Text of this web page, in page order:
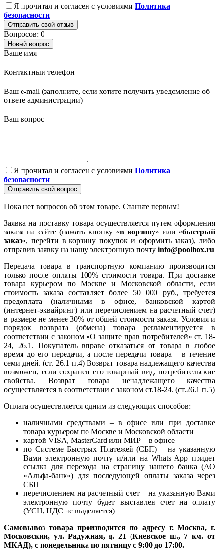
Я прочитал и согласен с условиями Политика
безопасности
Отправить свой отзыв
Вопросов: 0
Новый вопрос
Ваше имя
Контактный телефон
Ваш e-mail (заполните, если хотите получить уведомление об
ответе администрации)
Ваш вопрос
Я прочитал и согласен с условиями Политика
безопасности
Отправить свой вопрос
Пока нет вопросов об этом товаре. Станьте первым!
Заявка на поставку товара осуществляется путем оформления
заказа на сайте (нажать кнопку «в корзину» или «быстрый
заказ», перейти в корзину покупок и оформить заказ), либо
отправив заявку на нашу электронную почту info@poolbox.ru
Передача товара в транспортную компанию производится
только после оплаты 100% стоимости товара. При доставке
товара курьером по Москве и Московской области, если
стоимость заказа составляет более 50 000 руб., требуется
предоплата (наличными в офисе, банковской картой
(интернет-эквайринг) или перечислением на расчетный счет)
в размере не менее 30% от общей стоимости заказа. Условия и
порядок возврата (обмена) товара регламентируется в
соответствии с законом «О защите прав потребителей» ст. 18-
24, 26.1. Покупатель вправе отказаться от товара в любое
время до его передачи, а после передачи товара – в течение
семи дней. (ст. 26.1 п.4) Возврат товара надлежащего качества
возможен, если сохранен его товарный вид, потребительские
свойства. Возврат товара ненадлежащего качества
осуществляется в соответствии с законом ст.18-24. (ст.26.1 п.5)
Оплата осуществляется одним из следующих способов:
наличными средствами – в офисе или при доставке
товара курьером по Москве и Московской области
картой VISA, MasterCard или МИР – в офисе
по Системе Быстрых Платежей (СБП) – на указанную
Вами электронную почту и/или на Whats App придет
ссылка для перехода на страницу нашего банка (АО
«Альфа-банк») для последующей оплаты заказа через
СБП
перечислением на расчетный счет – на указанную Вами
электронную почту будет выставлен счет на оплату
(УСН, НДС не выделяется)
Самовывоз товара производится по адресу г. Москва, г.
Московский, ул. Радужная, д. 21 (Киевское ш., 7 км. от
МКАД), с понедельника по пятницу с 9:00 до 17:00.